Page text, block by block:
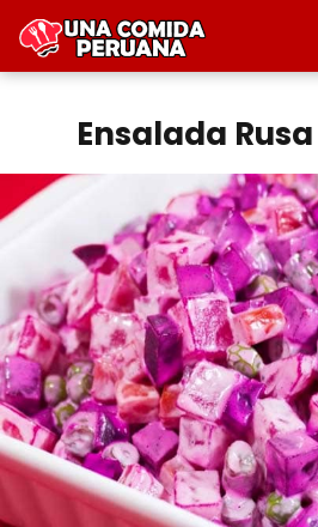
Ensalada